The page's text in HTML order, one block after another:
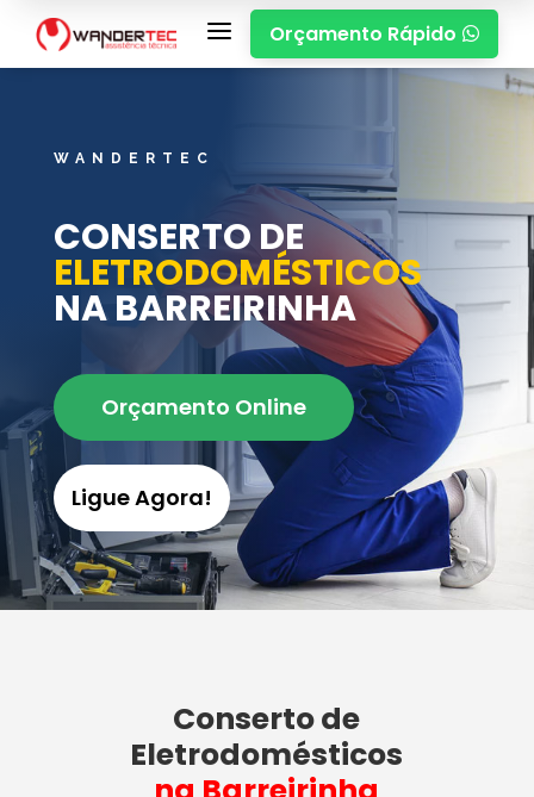
a Orçamento Rápido 
WANDERTEC
CONSERTO DE
ELETRODOMÉSTICOS
NA BARREIRINHA
Orçamento Online
Ligue Agora!
Conserto de
Eletrodomésticos